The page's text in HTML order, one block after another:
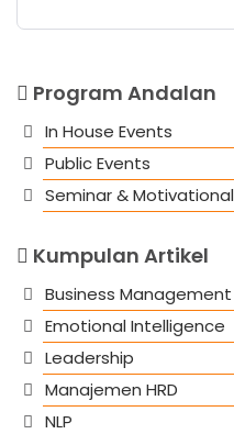
Program Andalan
In House Events
Public Events
Seminar & Motivational
Kumpulan Artikel
Business Management
Emotional Intelligence
Leadership
Manajemen HRD
NLP